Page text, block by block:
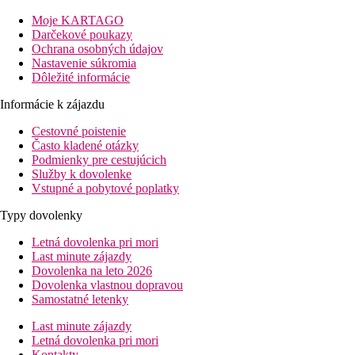
preferujú pokojnejšiu formu ubytovania a taktiež rodinám s
deťmi.
Vzdialenosť
pláže: 0 m
nákupy: 0m
Popis izby
Dvojposteľová izba, Výhľad záhrada
kúpeľňa/WC (sušič vlasov)
set na prípravu kávy a čaju
televízia
minichladnička
balkón alebo terasa
výhľad do záhrady
22m2
Ostatné typy izieb(pokiaľ nie je uvedené inak, majú izby
Dvojposteľová izba, Výhľad mora:
Moje KARTAGO
Darčekové poukazy
Ochrana osobných údajov
Nastavenie súkromia
Dôležité informácie
Informácie k zájazdu
Cestovné poistenie
Často kladené otázky
Podmienky pre cestujúcich
Služby k dovolenke
Vstupné a pobytové poplatky
Typy dovolenky
Letná dovolenka pri mori
Last minute zájazdy
Dovolenka na leto 2026
Dovolenka vlastnou dopravou
Samostatné letenky
Last minute zájazdy
Letná dovolenka pri mori